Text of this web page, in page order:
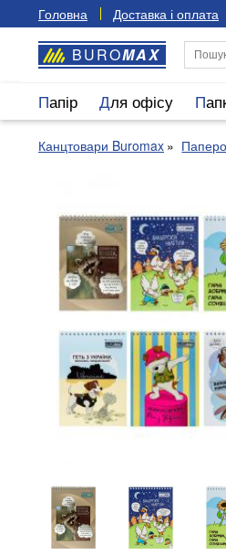
Головна Доставка і оплата
BUROMAX
Папір Для офісу
Канцтовари Buromax